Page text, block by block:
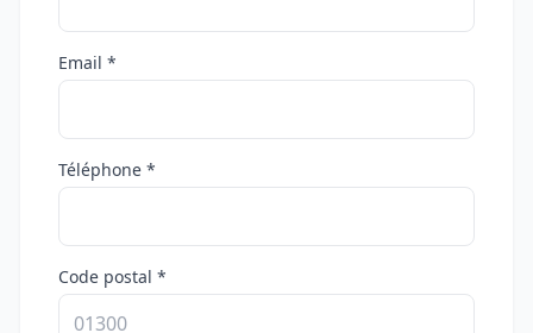
Email *
Téléphone *
Code postal *